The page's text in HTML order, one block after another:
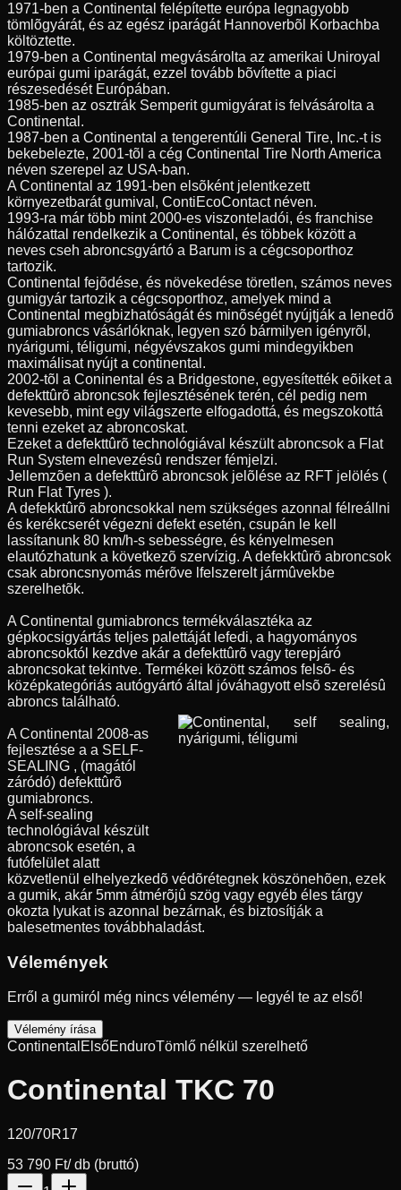
1971-ben a Continental felépítette európa legnagyobb
tömlõgyárát, és az egész iparágát Hannoverbõl Korbachba
költöztette.
1979-ben a Continental megvásárolta az amerikai Uniroyal
európai gumi iparágát, ezzel tovább bõvítette a piaci
részesedését Európában.
1985-ben az osztrák Semperit gumigyárat is felvásárolta a
Continental.
1987-ben a Continental a tengerentúli General Tire, Inc.-t is
bekebelezte, 2001-tõl a cég Continental Tire North America
néven szerepel az USA-ban.
A Continental az 1991-ben elsõként jelentkezett
környezetbarát gumival, ContiEcoContact néven.
1993-ra már több mint 2000-es viszonteladói, és franchise
hálózattal rendelkezik a Continental, és többek között a
neves cseh abroncsgyártó a Barum is a cégcsoporthoz
tartozik.
Continental fejõdése, és növekedése töretlen, számos neves
gumigyár tartozik a cégcsoporthoz, amelyek mind a
Continental megbizhatóságát és minõségét nyújtják a lenedõ
gumiabroncs vásárlóknak, legyen szó bármilyen igényrõl,
nyárigumi, téligumi, négyévszakos gumi mindegyikben
maximálisat nyújt a continental.
2002-tõl a Coninental és a Bridgestone, egyesítették eõiket a
defekttûrõ abroncsok fejlesztésének terén, cél pedig nem
kevesebb, mint egy világszerte elfogadottá, és megszokottá
tenni ezeket az abroncoskat.
Ezeket a defekttûrõ technológiával készült abroncsok a Flat
Run System elnevezésû rendszer fémjelzi.
Jellemzõen a defekttûrõ abroncsok jelõlése az RFT jelölés (
Run Flat Tyres ).
A defekktûrõ abroncsokkal nem szükséges azonnal félreállni
és kerékcserét végezni defekt esetén, csupán le kell
lassítanunk 80 km/h-s sebességre, és kényelmesen
elautózhatunk a következõ szervízig. A defekktûrõ abroncsok
csak abroncsnyomás mérõve lfelszerelt jármûvekbe
szerelhetõk.
A Continental gumiabroncs termékválasztéka az
gépkocsigyártás teljes palettáját lefedi, a hagyományos
abroncsoktól kezdve akár a defekttûrõ vagy terepjáró
abroncsokat tekintve. Termékei között számos felsõ- és
középkategóriás autógyártó által jóváhagyott elsõ szerelésû
abroncs található.
A Continental 2008-as
fejlesztése a a SELF-
SEALING , (magától
záródó) defekttûrõ
gumiabroncs.
A self-sealing
technológiával készült
abroncsok esetén, a
futófelület alatt
közvetlenül elhelyezkedõ védõrétegnek köszönehõen, ezek
a gumik, akár 5mm átmérõjû szög vagy egyéb éles tárgy
okozta lyukat is azonnal bezárnak, és biztosítják a
balesetmentes továbbhaladást.
Vélemények
Erről a gumiról még nincs vélemény — legyél te az első!
Vélemény írása
Continental ElsőEnduroTömlő nélkül szerelhető
Continental TKC 70
120/70R17
53 790 Ft/ db (bruttó)